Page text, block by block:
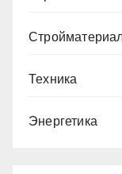
Техника
Энергетика